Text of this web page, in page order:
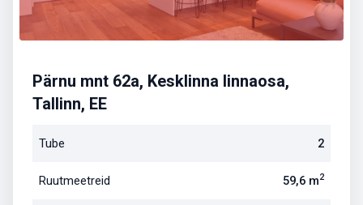
Pärnu mnt 62a, Kesklinna linnaosa,
Tallinn, EE
Tube 2
Ruutmeetreid 59,6 m2